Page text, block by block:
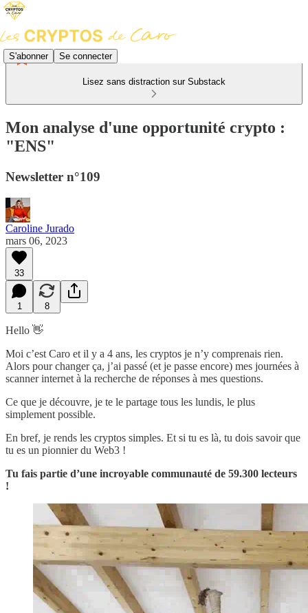
S'abonner Se connecter
Lisez sans distraction sur Substack
Mon analyse d'une opportunité crypto :
"ENS"
Newsletter n°109
Caroline Jurado
mars 06, 2023
33
1 8
Hello 👋
Moi c’est Caro et il y a 4 ans, les cryptos je n’y comprenais rien.
Alors pour changer ça, j’ai passé (et je passe encore) mes journées à
scanner internet à la recherche de réponses à mes questions.
Ce que je découvre, je te le partage tous les lundis, le plus
simplement possible.
En bref, je rends les cryptos simples. Et si tu es là, tu dois savoir que
tu es un pionnier du Web3 !
Tu fais partie d’une incroyable communauté de 59.300 lecteurs
!